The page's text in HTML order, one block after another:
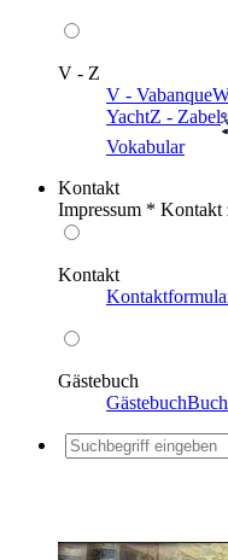
V - Z
V - Vabanque
YachtZ - Zabel
Vokabular
Kontakt
Impressum * Kontakt
Kontakt
Gästebuch
Gästebuch